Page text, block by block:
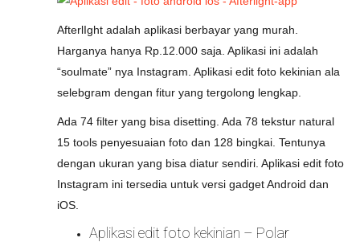
AfterlIght adalah aplikasi berbayar yang murah.
Harganya hanya Rp.12.000 saja. Aplikasi ini adalah
“soulmate” nya Instagram. Aplikasi edit foto kekinian ala
selebgram dengan fitur yang tergolong lengkap.
Ada 74 filter yang bisa disetting. Ada 78 tekstur natural
15 tools penyesuaian foto dan 128 bingkai. Tentunya
dengan ukuran yang bisa diatur sendiri. Aplikasi edit foto
Instagram ini tersedia untuk versi gadget Android dan
iOS.
Aplikasi edit foto kekinian – Polar